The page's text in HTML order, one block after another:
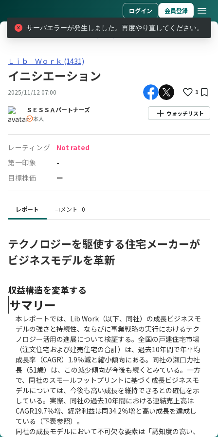
ログイン 会員登録
レポート
Ｌｉｂ Ｗｏｒｋ(1431)イニシエーション
Ｌｉｂ Ｗｏｒｋ (1431)
イニシエーション
2025/11/12 07:00 1
ＳＥＳＳＡパートナーズ
本人
ウォッチリスト
レーティング
Not rated
第一印象
-
目標株価 ー
レポート コメント 0
テクノロジーを駆使する住宅メーカーが
ビジネスモデルを革新
収益構造を変革する
サマリー
本レポートでは、Lib Work（以下、同社）の成長ビジネスモ
デルの強さと持続性、ならびに事業戦略の実行におけるテク
ノロジー活用の進展について検証する。全国の戸建住宅市場
（注文住宅および建売住宅の合計）は、過去10年間で年平均
成長率（CAGR）1.9％減と縮小傾向にある。同社の瀬口力社
長（51歳）は、この減少傾向が今後も続くとみている。一方
で、同社のスモールフットプリントに基づく成長ビジネスモ
デルについては、今後も高い成長を維持できるとの確信を示
している。実際、同社の過去10年間における連結売上高は
CAGR19.7％増、経常利益は同34.2％増と高い成長を達成し
ている（下表参照）。
同社の成長モデルにおいて不可欠な要素は「認知度の高い、
サーバエラーが発生しました。再度やり直してください。